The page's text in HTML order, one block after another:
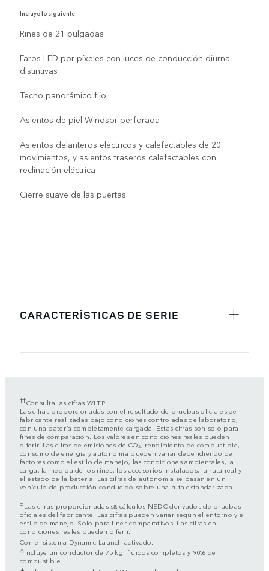
Incluye lo siguiente:
Rines de 21 pulgadas
Faros LED por píxeles con luces de conducción diurna
distintivas
Techo panorámico fijo
Asientos de piel Windsor perforada
Asientos delanteros eléctricos y calefactables de 20
movimientos, y asientos traseros calefactables con
reclinación eléctrica
Cierre suave de las puertas
CARACTERÍSTICAS DE SERIE
††Consulta las cifras WLTP.
Las cifras proporcionadas son el resultado de pruebas oficiales del
fabricante realizadas bajo condiciones controladas de laboratorio,
con una batería completamente cargada. Estas cifras son solo para
fines de comparación. Los valores en condiciones reales pueden
diferir. Las cifras de emisiones de CO₂, rendimiento de combustible,
consumo de energía y autonomía pueden variar dependiendo de
factores como el estilo de manejo, las condiciones ambientales, la
carga, la medida de los rines, los accesorios instalados, la ruta real y
el estado de la batería. Las cifras de autonomía se basan en un
vehículo de producción conducido sobre una ruta estandarizada.
±Las cifras proporcionadas są cálculos NEDC derivados de pruebas
oficiales del fabricante. Las cifras pueden variar según el entorno y el
estilo de manejo. Solo para fines comparativos. Las cifras en
condiciones reales pueden diferir.
Con el sistema Dynamic Launch activado.
△Incluye un conductor de 75 kg, fluidos completos y 90% de
combustible.
▲